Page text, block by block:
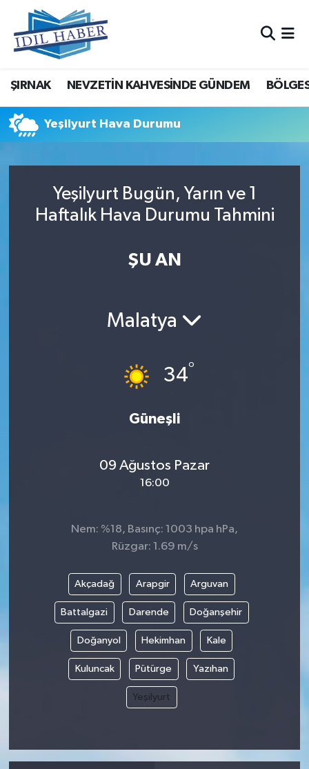
ŞIRNAK NEVZETİN KAHVESİNDE GÜNDEM
Yeşilyurt Hava Durumu
Yeşilyurt Bugün, Yarın ve 1
Haftalık Hava Durumu Tahmini
ŞU AN
Malatya
34°
Güneşli
09 Ağustos Pazar
16:00
Nem: %18, Basınç: 1003 hpa hPa,
Rüzgar: 1.69 m/s
Akçadağ Arapgir Arguvan
Battalgazi Darende Doğanşehir
Doğanyol Hekimhan Kale
Kuluncak Pütürge Yazıhan
Yeşilyurt
Nöbetçi Eczaneler
Hava Durumu
Trafik Durumu
Tüm Manşetler